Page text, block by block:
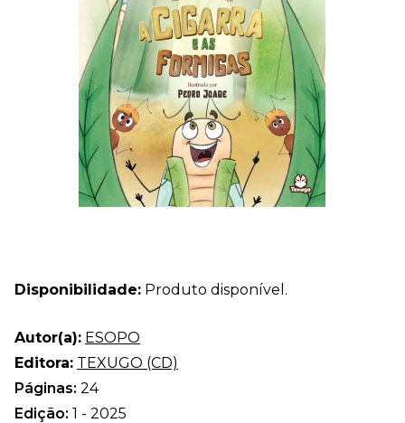
Disponibilidade: Produto disponível.
Autor(a): ESOPO
Editora: TEXUGO (CD)
Páginas: 24
Edição: 1 - 2025